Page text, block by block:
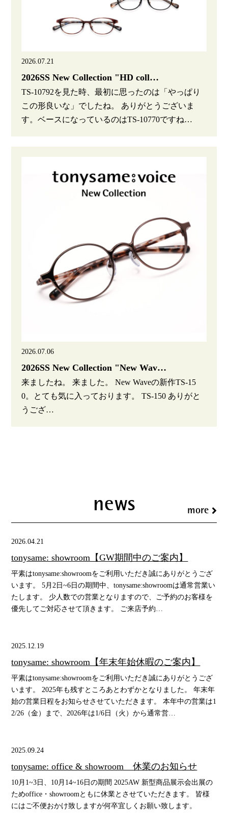
2026.07.21
2026SS New Collection "HD coll…
TS-10792を見た時、最初に思ったのは「やっぱり
この形良いな」でしたね。 ありがとうございま
す。ベースになっているのはTS-10770ですね…
2026.07.06
2026SS New Collection "New Wav…
来ましたね。 来ました。 New Waveの新作TS-15
0。とても気に入っております。 TS-150 ありがと
うござ…
news more
2026.04.21
tonysame: showroom【GW期間中のご案内】
平素はtonysame:showroomをご利用いただき誠にありがとうござ
います。 5月2日~6日の期間中、tonysame:showroomは通常営業い
たします。 少人数での営業となりますので、ご予約のお客様を
優先してご対応させて頂きます。 ご来店予約…
2025.12.19
tonysame: showroom【年末年始休暇のご案内】
平素はtonysame:showroomをご利用いただき誠にありがとうござ
います。 2025年も残すところあとわずかとなりました。 年末年
始の営業日程をお知らせさせていただきます。 本年中の営業は1
2/26（金）まで、2026年は1/6日（火）から通常営…
2025.09.24
tonysame: office & showroom 休業のお知らせ
10月1~3日、10月14~16日の期間 2025AW 新型商品展示会出展の
ためoffice・showroomともに休業とさせていただきます。 皆様
にはご不便おかけ致しますが何卒宜しくお願い致します。